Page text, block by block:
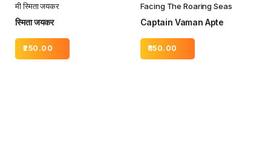
मी स्मिता जयकर
स्मिता जयकर
250.00
Facing The Roaring Seas
Captain Vaman Apte
350.00